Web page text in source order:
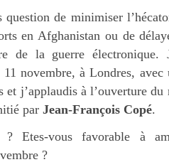
de minimiser
en Afghanistan ou de
de la guerre électronique.
11 novembre, à Londres,
et j’applaudis à l’ouverture du
par Jean-François Copé.
? Etes-vous favorable à
?